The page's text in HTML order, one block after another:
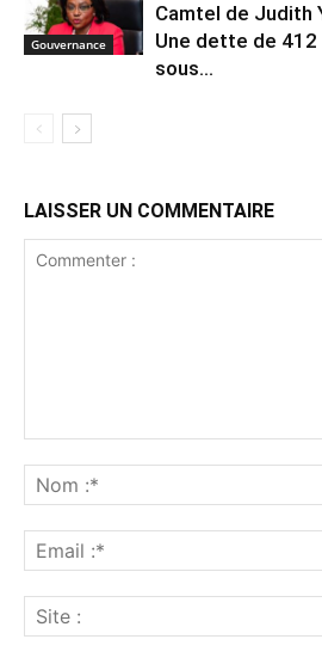
Gouvernance
Camtel de Judith
Une dette de 412
sous...
LAISSER UN COMMENTAIRE